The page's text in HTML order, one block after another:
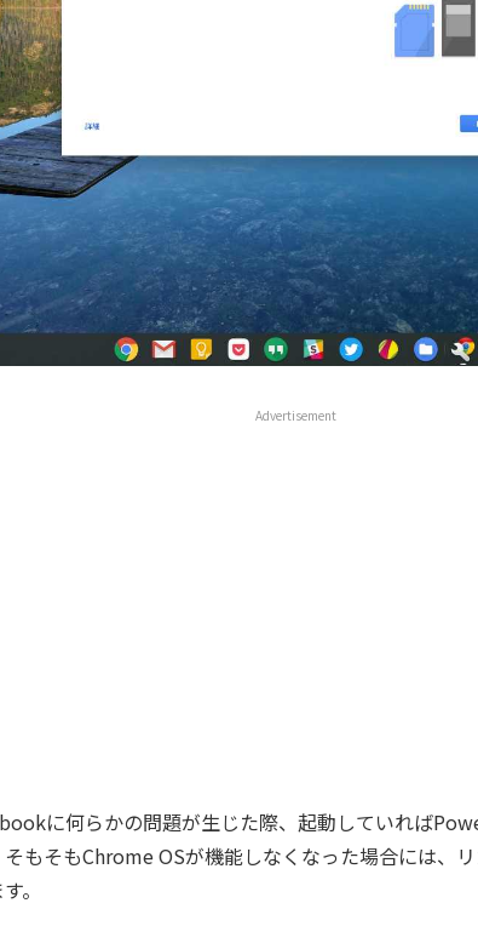
Advertisement
に何らかの問題が生じた際、起動していれば
もそもChrome OSが機能しなくなった場合には、
。